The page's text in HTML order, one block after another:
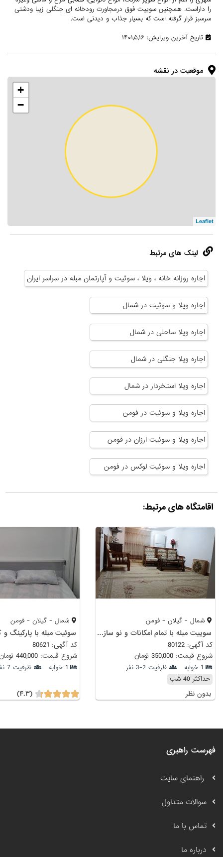
را داراست. همچنین سوییت فوق درمجاورت رودخانه ای جنگلی زیبا ودشتی
سرسبز قرار گرفته است که بسیار جذاب و دیدنی است.
تاریخ آخرین ویرایش: ۱۴۰۱,۵,۱۶
موقعیت در نقشه
+
−
Leaflet
لینک های مرتبط
اجاره روزانه خانه ، ویلا ، سوئیت و آپارتمان مبله در سراسر ایران
اجاره ویلا و سوئیت در شمال
اجاره ویلا ساحلی در شمال
اجاره ویلا جنگلی در شمال
اجاره ویلا استخردار در شمال
اجاره ویلا و سوئیت در فومن
اجاره ویلا و سوئیت ارزان در فومن
اجاره ویلا و سوئیت لوکس در فومن
اقامتگاه های مرتبط:
شمال - گیلان - فومن
سوییت مبله با تمام امکانات و نو ساز فومن
کد آگهی: 80122
شروع قیمت: 350,000 تومان
1 خوابه
ظرفیت 2-3 نفر
حداکثر 40 شب
بدون نظر
شمال - گیلان - فومن
سوئیت مبله با پارکینگ و
کد آگهی: 80621
شروع قیمت: 440,000 تومان
1 خوابه ظرفیت 7 نفر
(۴.۳)
فهرست راهبری
راهنمای سایت
سوالات متداول
تماس با ما
درباره ما